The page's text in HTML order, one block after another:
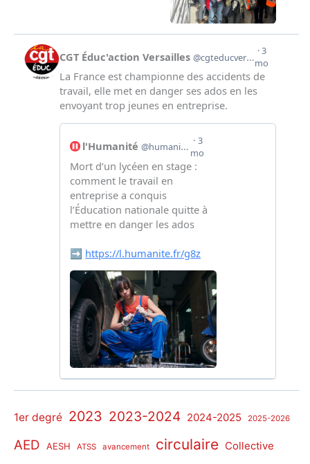
1er degré 2023 2023-2024 2024-2025 2025-2026
AED AESH ATSS avancement circulaire Collective